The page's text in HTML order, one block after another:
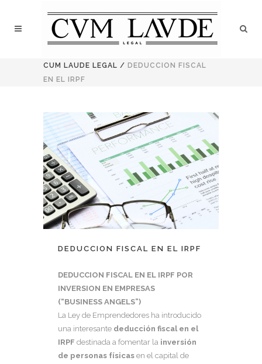
CUM LAUDE LEGAL / DEDUCCION FISCAL
EN EL IRPF
DEDUCCION FISCAL EN EL IRPF
DEDUCCION FISCAL EN EL IRPF POR
INVERSION EN EMPRESAS
(“BUSINESS ANGELS”)
La Ley de Emprendedores ha introducido
una interesante deducción fiscal en el
IRPF destinada a fomentar la inversión
de personas físicas en el capital de